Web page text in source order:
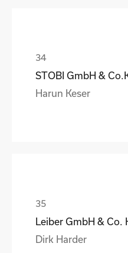
STOBI GmbH &
Harun Keser
Leiber GmbH & Co.
Dirk Harder